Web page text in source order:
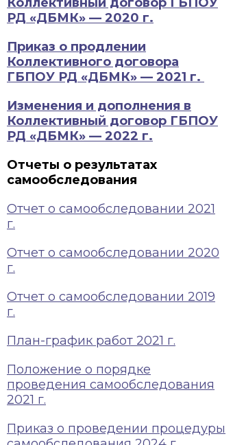
РД «ДБМК» — 2020 г.
Приказ о продлении
Коллективного договора
ГБПОУ РД «ДБМК» — 2021 г.
Изменения и дополнения в
Коллективный договор ГБПОУ
РД «ДБМК» — 2022 г.
Отчеты о результатах
самообследования
Отчет о самообследовании 2021
г.
Отчет о самообследовании 2020
г.
Отчет о самообследовании 2019
г.
План-график работ 2021 г.
Положение о порядке
проведения самообследования
2021 г.
Приказ о проведении процедуры